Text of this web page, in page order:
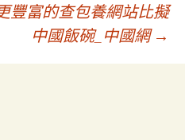
豐富的查包養網站比擬
中國飯碗_中國網 →